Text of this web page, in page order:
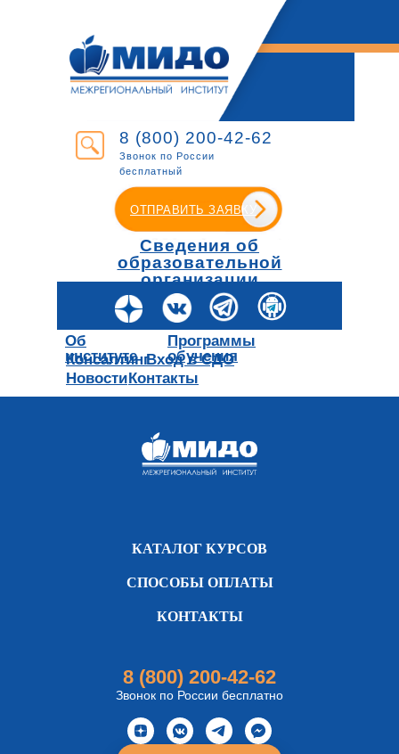
8 (800) 200-42-62
Звонок по России
бесплатный
ОТПРАВИТЬ ЗАЯВКУ
Сведения об
образовательной
организации
Об
институте
Программы
обучения
Консалтинг
Новости
Вход в СДО
Контакты
КАТАЛОГ КУРСОВ
СПОСОБЫ ОПЛАТЫ
КОНТАКТЫ
8 (800) 200-42-62
Звонок по России бесплатно